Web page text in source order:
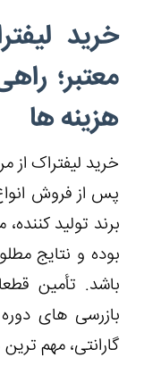
خرید
معتبر؛
هزینه ها
خرید لیفتراک از
پس از فروش
برند تولید
بوده و نتایج
باشد. تأمین
بازرسی های
گارانتی، مهم